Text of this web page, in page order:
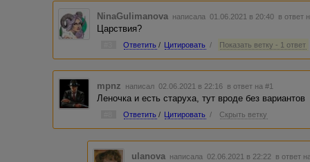
NinaGulimanova написала 01.06.2021 в 20:40 в ответ
Царствия?
Ответить / Цитировать / Показать ветку - 1 ответ
mpnz написал 02.06.2021 в 22:16 в ответ на #1
Леночка и есть старуха, тут вроде без вариантов
Ответить / Цитировать / Скрыть ветку
ulanova написала 02.06.2021 в 22:22 в ответ